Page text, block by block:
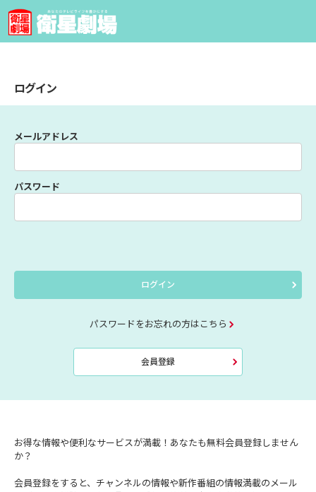
ログイン
メールアドレス
パスワード
ログイン
パスワードをお忘れの方はこちら
会員登録
お得な情報や便利なサービスが満載！あなたも無料会員登録しません
か？
会員登録をすると、チャンネルの情報や新作番組の情報満載のメール